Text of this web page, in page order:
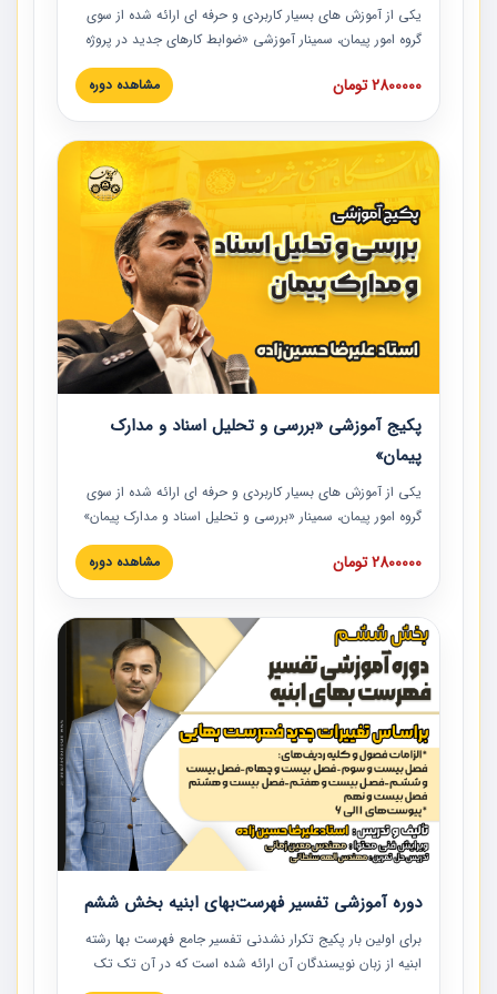
یکی از آموزش‏‏‏‏‏‏ های بسیار کاربردی و حرفه‏ ای ارائه شده از سوی
گروه امور پیمان، سمینار آموزشی «ضوابط کارهای جدید در پروژه
های عمرانی» چالش ها، تخلفات و راه حل ها با نگرش قراردادی
است که در محل سندیکای شرکت های ساختمانی کشور ارائه شد.
مدارک پیمان به همراه تجربیات عملی ارائه شده است.
2800000 تومان مشاهده دوره
پکیج آموزشی «بررسی و تحلیل اسناد و مدارک
پیمان»
یکی از آموزش‏‏‏‏‏‏ های بسیار کاربردی و حرفه‏ ای ارائه شده از سوی
گروه امور پیمان، سمینار «بررسی و تحلیل اسناد و مدارک پیمان»
است که در دانشگاه صنعتی شریف ارائه شد. در این آموزش
نکات کلیدی مربوط به اسناد و مدارک پیمان، اولویت بندی اسناد
پیمان به همراه تجربیات عملی در این خصوص ارائه شده است.
2800000 تومان مشاهده دوره
دوره آموزشی تفسیر فهرست‌بهای ابنیه بخش ششم
برای اولین بار پکیج تکرار نشدنی تفسیر جامع فهرست بها رشته
ابنیه از زبان نویسندگان آن ارائه شده است که در آن تک تک
ردیف ها و مطالب فهرست بها تفسیر و ارائه شده است. این